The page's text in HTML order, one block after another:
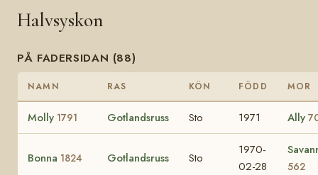
Halvsyskon
PÅ FADERSIDAN (88)
NAMN RAS KÖN FÖDD MOR
Molly 1791 Gotlandsruss Sto 1971 Ally
Bonna 1824 Gotlandsruss Sto
1970-
02-28
562